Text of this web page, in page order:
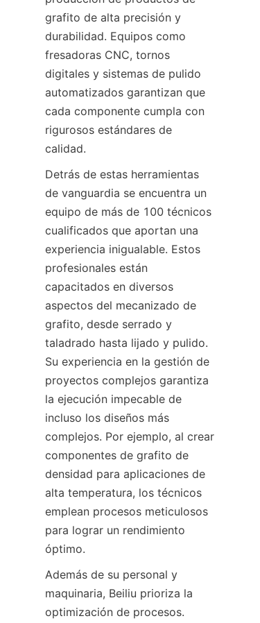
grafito de alta precisión y
durabilidad. Equipos como
fresadoras CNC, tornos
digitales y sistemas de pulido
automatizados garantizan que
cada componente cumpla con
rigurosos estándares de
calidad.
Detrás de estas herramientas
de vanguardia se encuentra un
equipo de más de 100 técnicos
cualificados que aportan una
experiencia inigualable. Estos
profesionales están
capacitados en diversos
aspectos del mecanizado de
grafito, desde serrado y
taladrado hasta lijado y pulido.
Su experiencia en la gestión de
proyectos complejos garantiza
la ejecución impecable de
incluso los diseños más
complejos. Por ejemplo, al crear
componentes de grafito de
densidad para aplicaciones de
alta temperatura, los técnicos
emplean procesos meticulosos
para lograr un rendimiento
óptimo.
Además de su personal y
maquinaria, Beiliu prioriza la
optimización de procesos.